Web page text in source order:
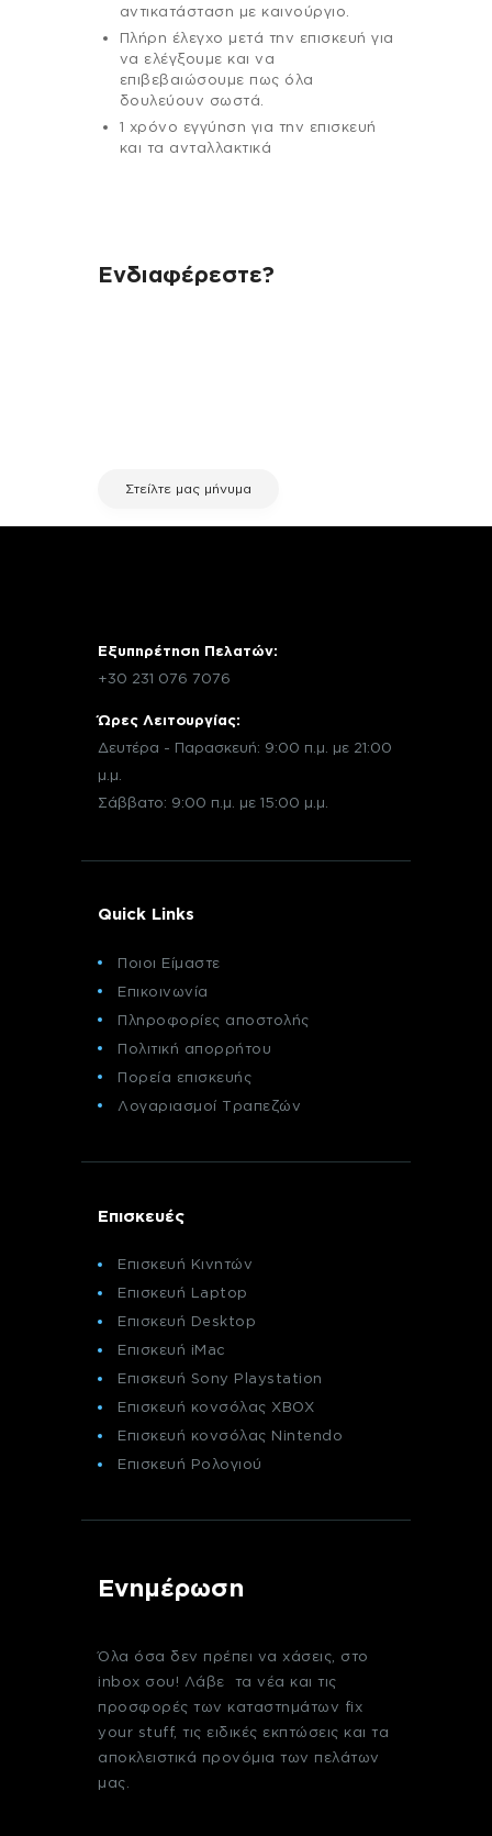
αντικατάσταση με καινούργιο.
Πλήρη έλεγχο μετά την επισκευή για
να ελέγξουμε και να
επιβεβαιώσουμε πως όλα
δουλεύουν σωστά.
1 χρόνο εγγύηση για την επισκευή
και τα ανταλλακτικά
Ενδιαφέρεστε?
Στείλτε μας μήνυμα
Εξυπηρέτηση Πελατών:
+30 231 076 7076
Ώρες Λειτουργίας:
Δευτέρα - Παρασκευή: 9:00 π.μ. με 21:00
μ.μ.
Σάββατο: 9:00 π.μ. με 15:00 μ.μ.
Quick Links
Ποιοι Είμαστε
Επικοινωνία
Πληροφορίες αποστολής
Πολιτική απορρήτου
Πορεία επισκευής
Λογαριασμοί Τραπεζών
Επισκευές
Επισκευή Κινητών
Επισκευή Laptop
Επισκευή Desktop
Επισκευή iMac
Επισκευή Sony Playstation
Επισκευή κονσόλας XBOX
Επισκευή κονσόλας Nintendo
Επισκευή Ρολογιού
Ενημέρωση
Όλα όσα δεν πρέπει να χάσεις, στο
inbox σου! Λάβε τα νέα και τις
προσφορές των καταστημάτων fix
your stuff, τις ειδικές εκπτώσεις και τα
αποκλειστικά προνόμια των πελάτων
μας.